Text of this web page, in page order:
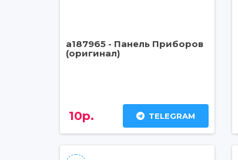
a187965 - Панель Приборов
(оригинал)
10р. TELEGRAM